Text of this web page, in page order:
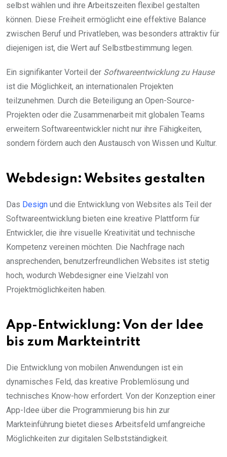
selbst wählen und ihre Arbeitszeiten flexibel gestalten
können. Diese Freiheit ermöglicht eine effektive Balance
zwischen Beruf und Privatleben, was besonders attraktiv für
diejenigen ist, die Wert auf Selbstbestimmung legen.
Ein signifikanter Vorteil der Softwareentwicklung zu Hause
ist die Möglichkeit, an internationalen Projekten
teilzunehmen. Durch die Beteiligung an Open-Source-
Projekten oder die Zusammenarbeit mit globalen Teams
erweitern Softwareentwickler nicht nur ihre Fähigkeiten,
sondern fördern auch den Austausch von Wissen und Kultur.
Webdesign: Websites gestalten
Das Design und die Entwicklung von Websites als Teil der
Softwareentwicklung bieten eine kreative Plattform für
Entwickler, die ihre visuelle Kreativität und technische
Kompetenz vereinen möchten. Die Nachfrage nach
ansprechenden, benutzerfreundlichen Websites ist stetig
hoch, wodurch Webdesigner eine Vielzahl von
Projektmöglichkeiten haben.
App-Entwicklung: Von der Idee
bis zum Markteintritt
Die Entwicklung von mobilen Anwendungen ist ein
dynamisches Feld, das kreative Problemlösung und
technisches Know-how erfordert. Von der Konzeption einer
App-Idee über die Programmierung bis hin zur
Markteinführung bietet dieses Arbeitsfeld umfangreiche
Möglichkeiten zur digitalen Selbstständigkeit.